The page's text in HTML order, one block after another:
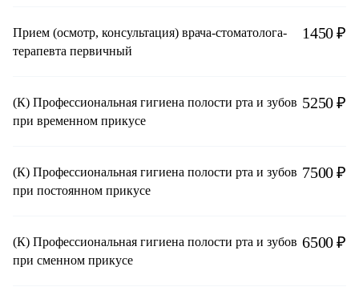
Прием (осмотр, консультация) врача-стоматолога-
терапевта первичный
1450 ₽
(К) Профессиональная гигиена полости рта и зубов
при временном прикусе
5250 ₽
(К) Профессиональная гигиена полости рта и зубов
при постоянном прикусе
7500 ₽
(К) Профессиональная гигиена полости рта и зубов
при сменном прикусе
6500 ₽